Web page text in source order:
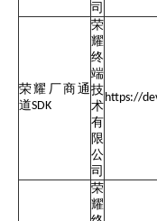
司
荣耀厂商通
道SDK
荣
耀
终
端
技
术
有
限
公
司
https://
荣
耀